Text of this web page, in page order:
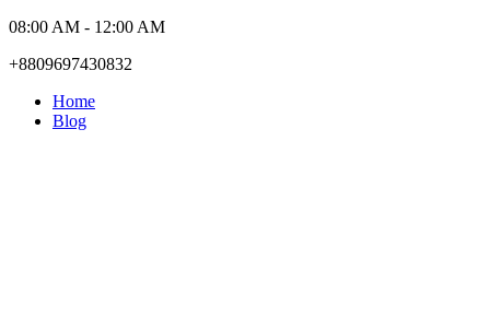
08:00 AM - 12:00 AM
+8809697430832
Home
Blog